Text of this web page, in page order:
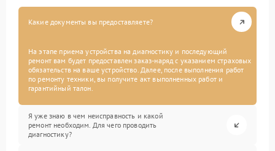
Какие документы вы предоставляете?
На этапе приема устройства на диагностику и последующий
ремонт вам будет предоставлен заказ-наряд с указанием страховых
обязательств на ваше устройство. Далее, после выполнения работ
по ремонту техники, вы получите акт выполненных работ и
гарантийный талон.
Я уже знаю в чем неисправность и какой
ремонт необходим. Для чего проводить
диагностику?